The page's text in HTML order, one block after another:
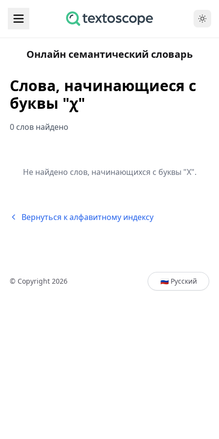
Онлайн семантический словарь
Слова, начинающиеся с
буквы "χ"
0 слов найдено
Не найдено слов, начинающихся с буквы "Χ".
Вернуться к алфавитному индексу
© Copyright 2026